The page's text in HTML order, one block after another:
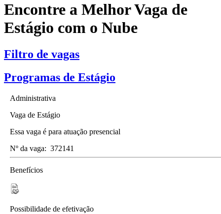
Encontre a Melhor Vaga de
Estágio com o Nube
Filtro de vagas
Programas de Estágio
Administrativa
Vaga de Estágio
Essa vaga é para atuação presencial
Nº da vaga: 372141
Benefícios
Possibilidade de efetivação